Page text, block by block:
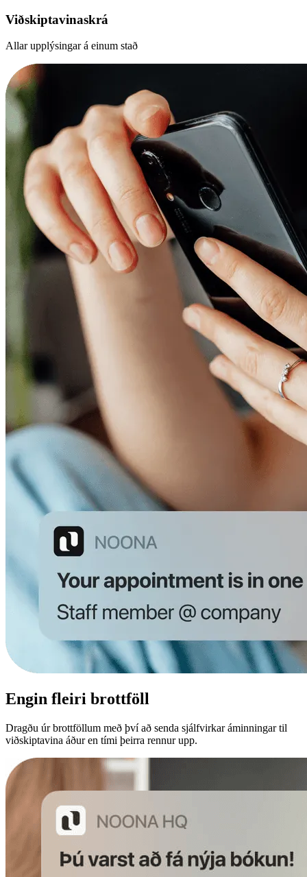
Viðskiptavinaskrá
Allar upplýsingar á einum stað
Engin fleiri brottföll
Dragðu úr brottföllum með því að senda sjálfvirkar áminningar til
viðskiptavina áður en tími þeirra rennur upp.